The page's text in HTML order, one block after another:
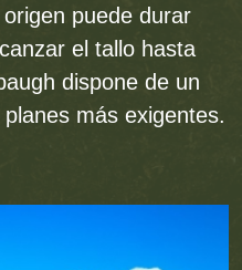
puede durar
el tallo hasta
dispone de un
más exigentes.